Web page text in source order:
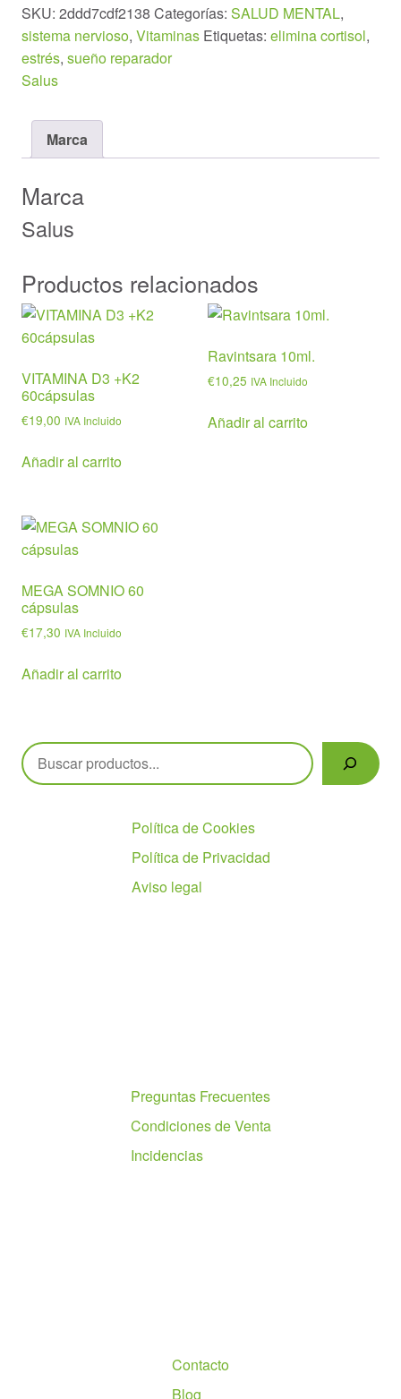
30
cápsulas
cantidad
SKU: 2ddd7cdf2138 Categorías: SALUD MENTAL,
sistema nervioso, Vitaminas Etiquetas: elimina cortisol,
estrés, sueño reparador
Salus
Marca
Marca
Salus
Productos relacionados
VITAMINA D3 +K2
60cápsulas
€19,00 IVA Incluido
Añadir al carrito
Ravintsara 10ml.
€10,25 IVA Incluido
Añadir al carrito
MEGA SOMNIO 60
cápsulas
€17,30 IVA Incluido
Añadir al carrito
Buscar
Política de Cookies
Política de Privacidad
Aviso legal
Preguntas Frecuentes
Condiciones de Venta
Incidencias
Contacto
Blog